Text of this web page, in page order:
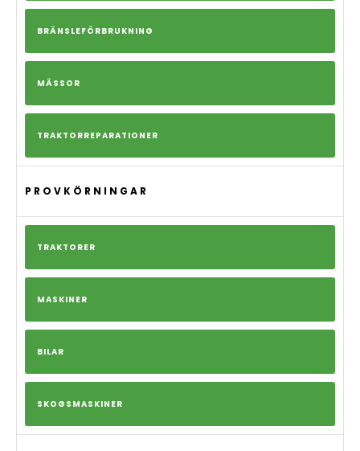
BRÄNSLEFÖRBRUKNING
MÄSSOR
TRAKTORREPARATIONER
PROVKÖRNINGAR
TRAKTORER
MASKINER
BILAR
SKOGSMASKINER